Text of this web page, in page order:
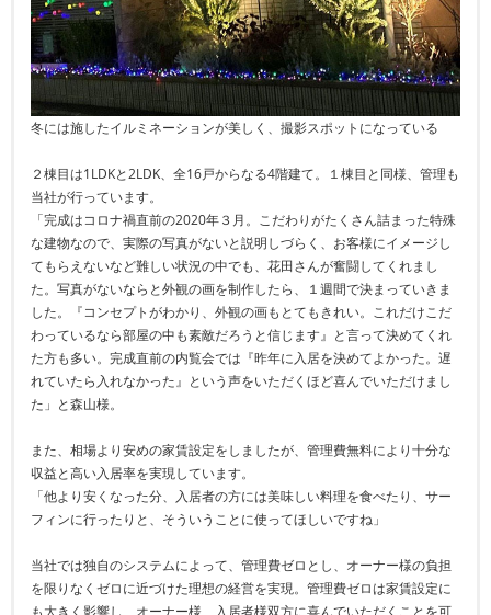
冬には施したイルミネーションが美しく、撮影スポットになっている
２棟目は1LDKと2LDK、全16戸からなる4階建て。１棟目と同様、管理も
当社が行っています。
「完成はコロナ禍直前の2020年３月。こだわりがたくさん詰まった特殊
な建物なので、実際の写真がないと説明しづらく、お客様にイメージし
てもらえないなど難しい状況の中でも、花田さんが奮闘してくれまし
た。写真がないならと外観の画を制作したら、１週間で決まっていきま
した。『コンセプトがわかり、外観の画もとてもきれい。これだけこだ
わっているなら部屋の中も素敵だろうと信じます』と言って決めてくれ
た方も多い。完成直前の内覧会では『昨年に入居を決めてよかった。遅
れていたら入れなかった』という声をいただくほど喜んでいただけまし
た」と森山様。
また、相場より安めの家賃設定をしましたが、管理費無料により十分な
収益と高い入居率を実現しています。
「他より安くなった分、入居者の方には美味しい料理を食べたり、サー
フィンに行ったりと、そういうことに使ってほしいですね」
当社では独自のシステムによって、管理費ゼロとし、オーナー様の負担
を限りなくゼロに近づけた理想の経営を実現。管理費ゼロは家賃設定に